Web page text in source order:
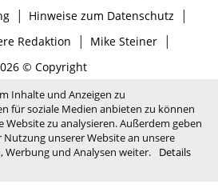
| Hinweise zum Datenschutz |
Redaktion | Mike Steiner|
© Copyright
Inhalte und Anzeigen zu
für soziale Medien anbieten zu können
Website zu analysieren. Außerdem geben
unserer Website an unsere
Werbung und Analysen weiter.
Details